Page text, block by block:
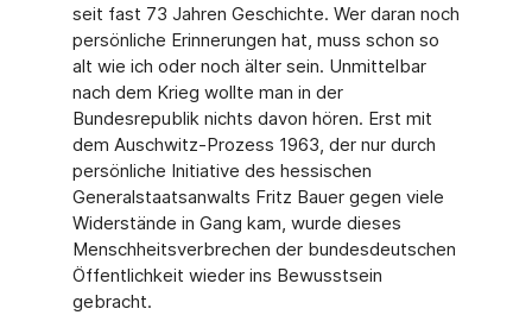
seit fast 73 Jahren Geschichte. Wer daran noch
per­sönliche Erinnerungen hat, muss schon so
alt wie ich oder noch älter sein. Unmittelbar
nach dem Krieg wollte man in der
Bundesrepublik nichts davon hören. Erst mit
dem Ausch­witz-Prozess 1963, der nur durch
persönliche Initiative des hessischen
Generalstaatsan­walts Fritz Bauer gegen viele
Widerstände in Gang kam, wurde dieses
Menschheitsverbre­chen der bundesdeutschen
Öffentlichkeit wieder ins Bewusstsein
gebracht.